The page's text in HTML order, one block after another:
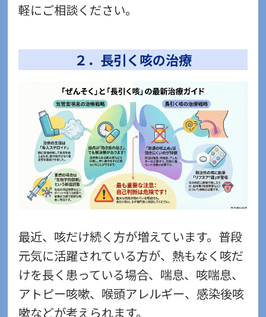
軽にご相談ください。
２．長引く咳の治療
最近、咳だけ続く方が増えています。普段
元気に活躍されている方が、熱もなく咳だ
けを長く患っている場合、喘息、咳喘息、
アトピー咳嗽、喉頭アレルギー、感染後咳
嗽などが考えられます。